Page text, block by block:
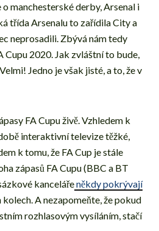
manchesterské derby, Arsenal i
třída Arsenalu to zařídila City a
neprosadili. Zbývá nám tedy
Cupu 2020. Jak zvláštní to bude,
Jedno je však jisté, a to, že v
FA Cupu živě. Vzhledem k
interaktivní televize těžké,
k tomu, že FA Cup je stále
zápasů FA Cupu (BBC a BT
kancelářeněkdy pokrývají
kolech. A nezapomeňte, že pokud
rozhlasovým vysíláním, stačí